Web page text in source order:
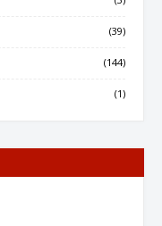
(39)
(144)
(1)